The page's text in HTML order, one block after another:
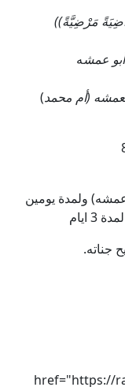
مَرْضِيَّةً))
عمشه
(أم محمد)
ولمدة يومين
جناته.
href="https://